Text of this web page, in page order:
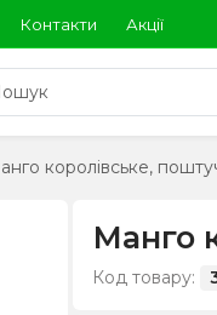
Контакти Акції
королівське,
Манго
Код товару: